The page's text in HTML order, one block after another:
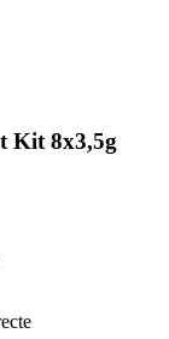
Kit 8x3,5g